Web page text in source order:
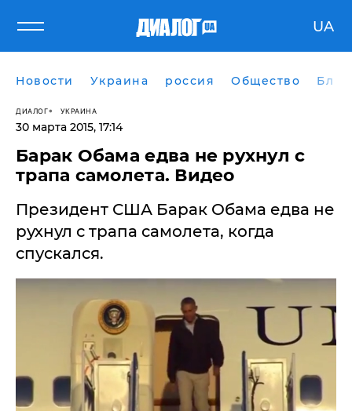
UA
Новости Украина россия Общество
ДИАЛОГ УКРАИНА
30 марта 2015, 17:14
Барак Обама едва не рухнул с
трапа самолета. Видео
Президент США Барак Обама едва не
рухнул с трапа самолета, когда
спускался.